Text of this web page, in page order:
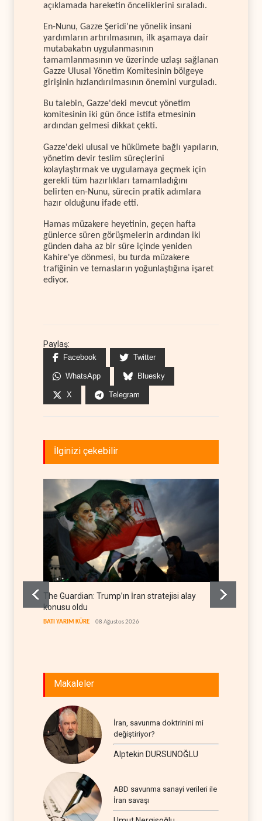
açıklamada hareketin önceliklerini sıraladı.
En-Nunu, Gazze Şeridi’ne yönelik insani
yardımların artırılmasının, ilk aşamaya dair
mutabakatın uygulanmasının
tamamlanmasının ve üzerinde uzlaşı sağlanan
Gazze Ulusal Yönetim Komitesinin bölgeye
girişinin hızlandırılmasının önemini vurguladı.
Bu talebin, Gazze'deki mevcut yönetim
komitesinin iki gün önce istifa etmesinin
ardından gelmesi dikkat çekti.
Gazze'deki ulusal ve hükümete bağlı yapıların,
yönetim devir teslim süreçlerini
kolaylaştırmak ve uygulamaya geçmek için
gerekli tüm hazırlıkları tamamladığını
belirten en-Nunu, sürecin pratik adımlara
hazır olduğunu ifade etti.
Hamas müzakere heyetinin, geçen hafta
günlerce süren görüşmelerin ardından iki
günden daha az bir süre içinde yeniden
Kahire'ye dönmesi, bu turda müzakere
trafiğinin ve temasların yoğunlaştığına işaret
ediyor.
Paylaş:
Facebook Twitter
WhatsApp Bluesky
X Telegram
İlginizi çekebilir
The Guardian: Trump’ın İran stratejisi alay
konusu oldu
BATI YARIM KÜRE 08 Ağustos 2026
Makaleler
İran, savunma doktrinini mi
değiştiriyor?
Alptekin DURSUNOĞLU
ABD savunma sanayi verileri ile
İran savaşı